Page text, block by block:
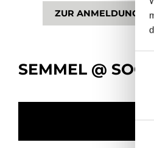
ZUR ANMELDUNG
SEMMEL @